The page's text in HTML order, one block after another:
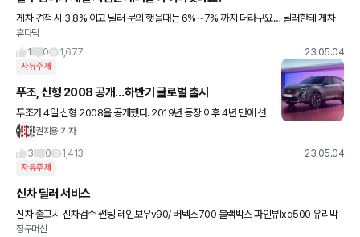
게차 견적 시 3.8% 이고 딜러 문의 햇을때는 6% ~7% 까지 더라구요… 딜러한테 게차
통해서 구매하고 제일 저렴한 캐피탈로 제가 연결해도 되나요?
휴다닥
1
0 1,677 23.05.04
자유주제
푸조, 신형 2008 공개…하반기 글로벌 출시
푸조가 4일 신형 2008을 공개했다. 2019년 등장 이후 4년 만에 선
보이는 부분변경 모델이다. 외관은 푸조의 정체성을 강화하면서 SU
권지용 기자
3
0 1,413 23.05.04
자유주제
신차 딜러 서비스
신차 출고시 신차검수 썬팅 레인보우v90/ 버텍스700 블랙박스 파인뷰lxq500 유리막
코팅 생활ppf 코일매트 해준다는데 괜찮나요? 아님 저는 그냥 다 현금르로 받고싶은데
장구머신